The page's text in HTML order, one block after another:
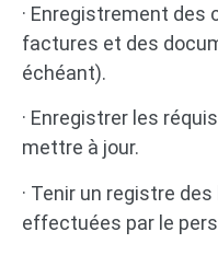
· Enregistrement des
factures et des
échéant).
· Enregistrer les
mettre à jour.
· Tenir un registre
effectuées par le